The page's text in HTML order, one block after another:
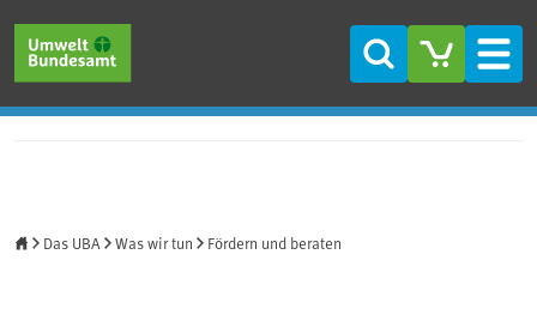
Suche
Das UBA Was wir tun Fördern und beraten